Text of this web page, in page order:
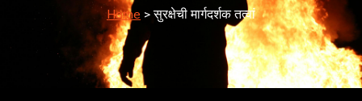
Home >सुरक्षेची मार्गदर्शक तत्वां